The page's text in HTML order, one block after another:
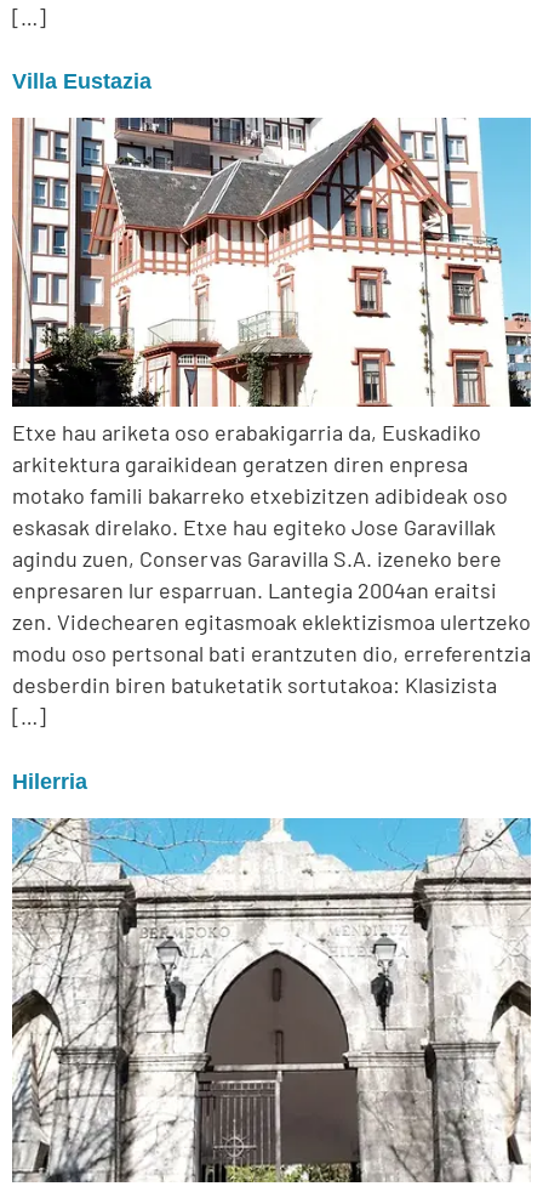
[…]
Villa Eustazia
Etxe hau ariketa oso erabakigarria da, Euskadiko
arkitektura garaikidean geratzen diren enpresa
motako famili bakarreko etxebizitzen adibideak oso
eskasak direlako. Etxe hau egiteko Jose Garavillak
agindu zuen, Conservas Garavilla S.A. izeneko bere
enpresaren lur esparruan. Lantegia 2004an eraitsi
zen. Videchearen egitasmoak eklektizismoa ulertzeko
modu oso pertsonal bati erantzuten dio, erreferentzia
desberdin biren batuketatik sortutakoa: Klasizista
[…]
Hilerria